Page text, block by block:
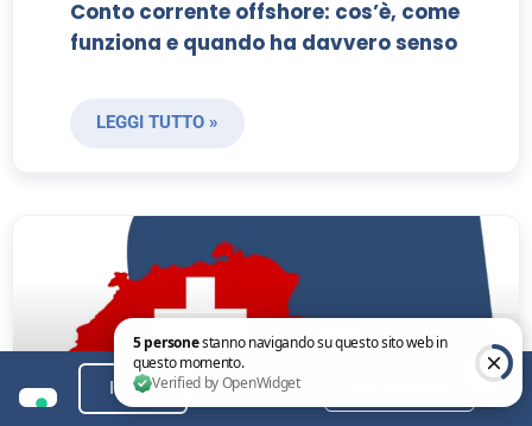
Conto corrente offshore: cos’è, come
funziona e quando ha davvero senso
LEGGI TUTTO »
Indice